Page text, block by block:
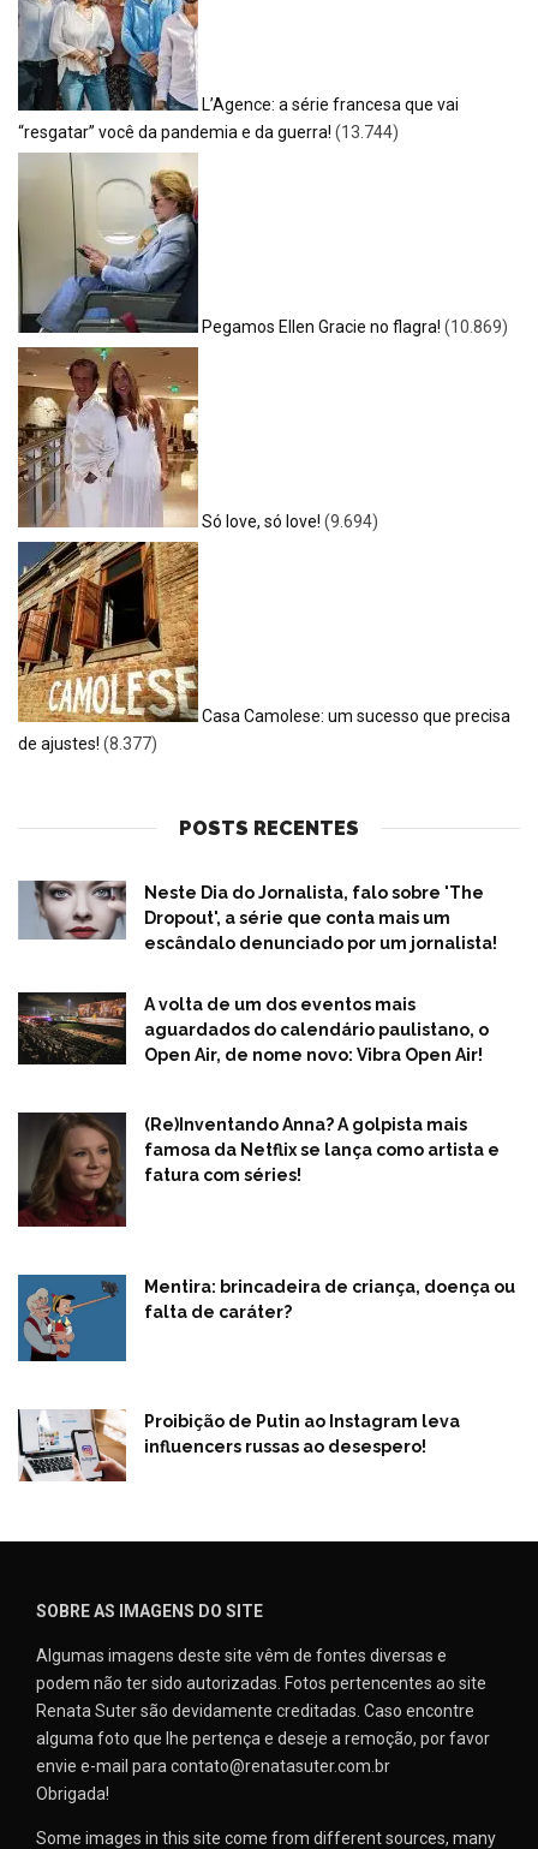
L’Agence: a série francesa que vai
“resgatar” você da pandemia e da guerra! (13.744)
Pegamos Ellen Gracie no flagra! (10.869)
Só love, só love! (9.694)
Casa Camolese: um sucesso que precisa
de ajustes! (8.377)
POSTS RECENTES
Neste Dia do Jornalista, falo sobre 'The
Dropout', a série que conta mais um
escândalo denunciado por um jornalista!
A volta de um dos eventos mais
aguardados do calendário paulistano, o
Open Air, de nome novo: Vibra Open Air!
(Re)Inventando Anna? A golpista mais
famosa da Netflix se lança como artista e
fatura com séries!
Mentira: brincadeira de criança, doença ou
falta de caráter?
Proibição de Putin ao Instagram leva
influencers russas ao desespero!
SOBRE AS IMAGENS DO SITE
Algumas imagens deste site vêm de fontes diversas e
podem não ter sido autorizadas. Fotos pertencentes ao site
Renata Suter são devidamente creditadas. Caso encontre
alguma foto que lhe pertença e deseje a remoção, por favor
envie e-mail para contato@renatasuter.com.br
Obrigada!
Some images in this site come from different sources, many